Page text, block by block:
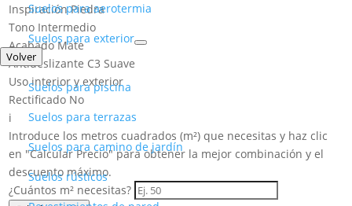
Suelos para aerotermia
Suelos para exterior
Volver
Suelos para piscina
Suelos para terrazas
Suelos para camino de jardín
Suelos rústicos
Inspiración Piedra
Tono Intermedio
Acabado Mate
Antideslizante C3 Suave
Uso interior y exterior
Rectificado No
i
Introduce los metros cuadrados (m²) que necesitas y haz clic
en "Calcular Precio" para obtener la mejor combinación y el
descuento máximo.
¿Cuántos m² necesitas?